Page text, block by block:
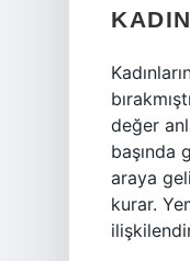
değer
başında
araya
kurar.